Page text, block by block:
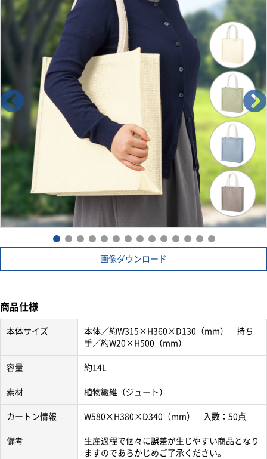
https://stg.markless.jp/products/detail/3560
画像ダウンロード
商品仕様
本体サイズ
本体／約W315×H360×D130（mm） 持ち
手／約W20×H500（mm）
容量 約14L
素材 植物繊維（ジュート）
カートン情報 W580×H380×D340（mm） 入数：50点
備考
生産過程で個々に誤差が生じやすい商品となり
ますのであらかじめご了承ください。